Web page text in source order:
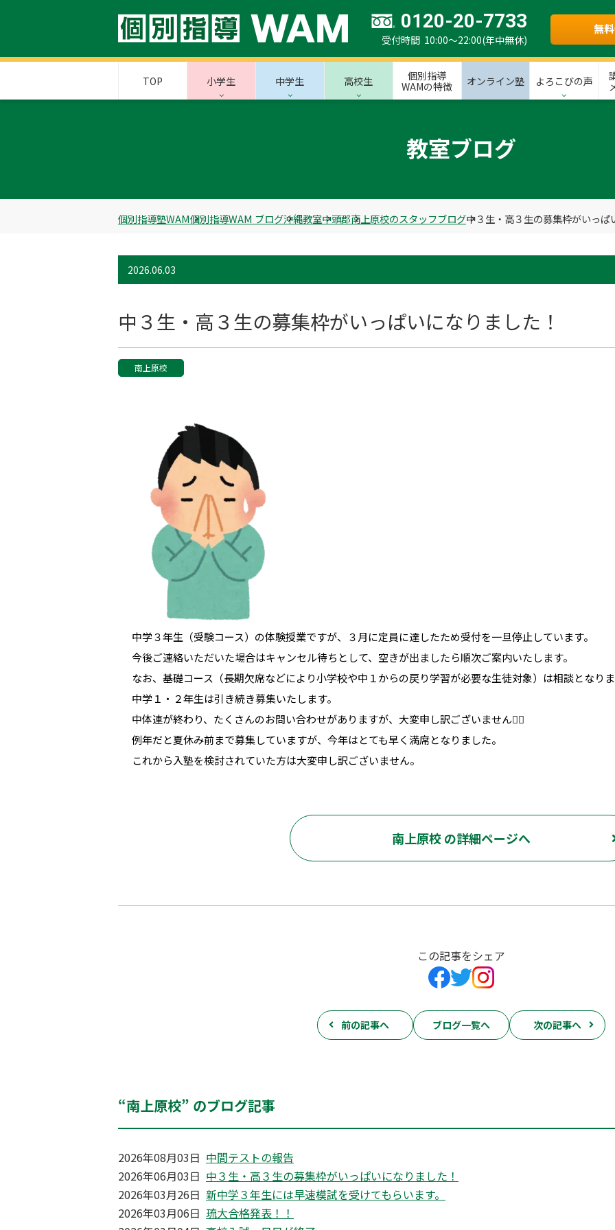
0120-20-7733
受付時間 10:00～22:00(年中無休)
無
TOP 小学生 中学生 高校生
個別指導
WAMの特徴
オンライン塾 よろこびの声
教室ブログ
個別指導塾WAM個別指導WAM ブログ沖縄教室中頭郡南上原校のスタッフブログ中３生・高３生の募集枠がいっぱ
2026.06.03
中３生・高３生の募集枠がいっぱいになりました！
南上原校
中学３年生（受験コース）の体験授業ですが、３月に定員に達したため受付を一旦停止しています。
今後ご連絡いただいた場合はキャンセル待ちとして、空きが出ましたら順次ご案内いたします。
なお、基礎コース（長期欠席などにより小学校や中１からの戻り学習が必要な生徒対象）は相談となり
中学１・２年生は引き続き募集いたします。
中体連が終わり、たくさんのお問い合わせがありますが、大変申し訳ございません🙇‍♂️
例年だと夏休み前まで募集していますが、今年はとても早く満席となりました。
これから入塾を検討されていた方は大変申し訳ございません。
南上原校 の詳細ページへ
この記事をシェア
前の記事へ ブログ一覧へ 次の記事へ
“南上原校” のブログ記事
2026年08月03日 中間テストの報告
2026年06月03日 中３生・高３生の募集枠がいっぱいになりました！
2026年03月26日 新中学３年生には早速模試を受けてもらいます。
2026年03月06日 琉大合格発表！！